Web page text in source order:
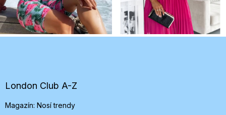
e
London Club A-Z
Magazín: Nosí trendy